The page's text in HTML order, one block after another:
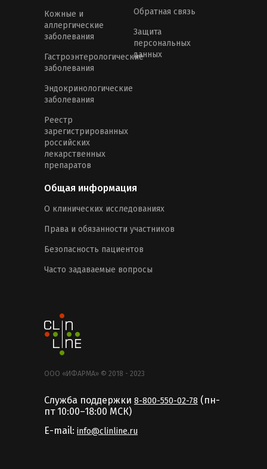
Кожные и
аллергические
заболевания
Гастроэнтерологические
заболевания
Эндокринологические
заболевания
Реестр
зарегистрированных
российских
лекарственных
препаратов
Обратная связь
Защита
персональных
данных
Общая информация
О клинических исследованиях
Права и обязанности участников
Безопасность пациентов
Часто задаваемые вопросы
ООО «ИФАРМА» © 2018 - 2023
Служба поддержки 8-800-550-02-78 (пн-
пт 10:00–18:00 MCК)
E-mail: info@clinline.ru